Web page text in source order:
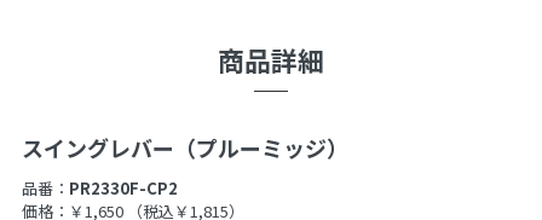
商品詳細
スイングレバー（プルーミッジ）
品番： PR2330F-CP2
価格：￥1,650
（税込￥1,815）